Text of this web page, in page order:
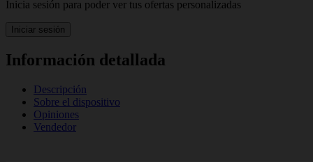
Inicia sesión para poder ver tus ofertas personalizadas
Iniciar sesión
Información detallada
Descripción
Sobre el dispositivo
Opiniones
Vendedor